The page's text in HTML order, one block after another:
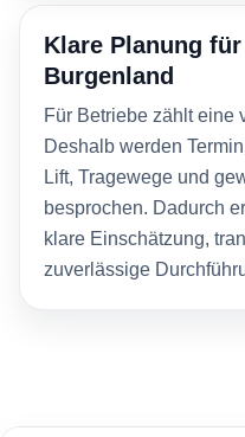
Klare Planung
Burgenland
Für Betriebe zählt eine
Deshalb werden
Lift, Tragewege und
besprochen. Dadurch
klare Einschätzung,
zuverlässige